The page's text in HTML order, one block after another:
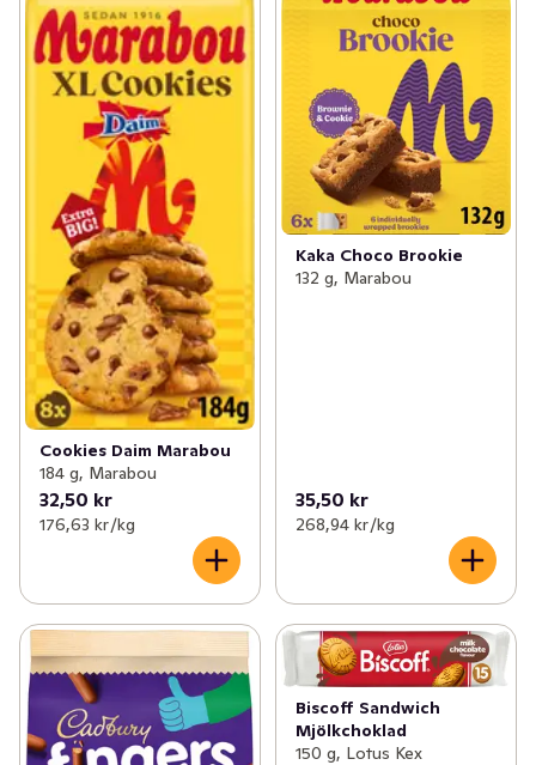
Cookies Daim Marabou
184 g, Marabou
32,50 kr
176,63 kr /kg
Kaka Choco Brookie
132 g, Marabou
35,50 kr
268,94 kr /kg
Biscoff Sandwich
Mjölkchoklad
150 g, Lotus Kex